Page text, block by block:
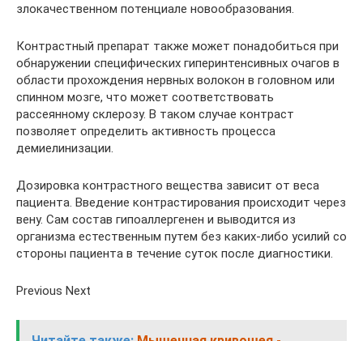
злокачественном потенциале новообразования.
Контрастный препарат также может понадобиться при
обнаружении специфических гиперинтенсивных очагов в
области прохождения нервных волокон в головном или
спинном мозге, что может соответствовать
рассеянному склерозу. В таком случае контраст
позволяет определить активность процесса
демиелинизации.
Дозировка контрастного вещества зависит от веса
пациента. Введение контрастирования происходит через
вену. Сам состав гипоаллергенен и выводится из
организма естественным путем без каких-либо усилий со
стороны пациента в течение суток после диагностики.
Previous Next